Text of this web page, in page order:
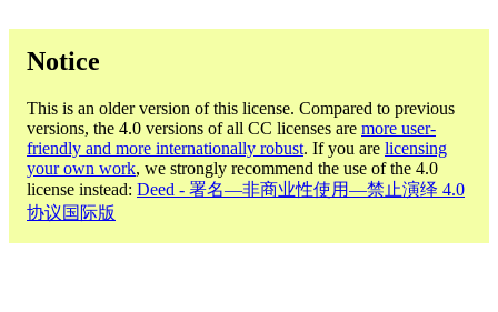
Notice
This is an older version of this license. Compared to previous
versions, the 4.0 versions of all CC licenses are more user-
friendly and more internationally robust. If you are licensing
your own work, we strongly recommend the use of the 4.0
license instead: Deed - 署名—非商业性使用—禁止演绎 4.0
协议国际版